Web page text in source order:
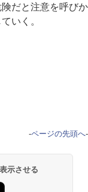
だと注意を呼びか
いく。
-ページの先頭へ-
示させる